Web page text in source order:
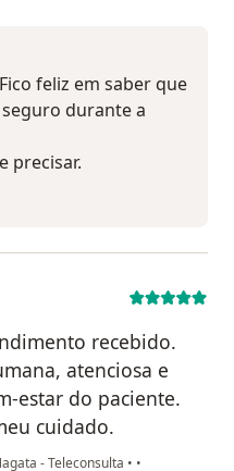
feliz em saber que
durante a
precisar.
recebido.
atenciosa e
estar do paciente.
cuidado.
- Teleconsulta • •